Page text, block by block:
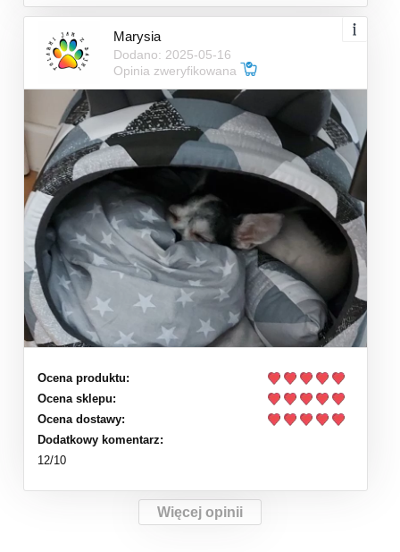
Marysia
Dodano: 2025-05-16
Opinia zweryfikowana
Ocena produktu:
Ocena sklepu:
Ocena dostawy:
Dodatkowy komentarz:
12/10
Więcej opinii